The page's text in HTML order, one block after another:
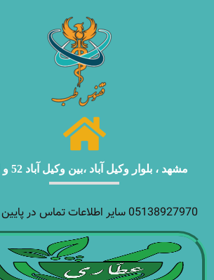
مشهد ، بلوار وکیل آباد ،بین وکیل آباد 52 و لادن
05138927970 سایر اطلاعات تماس در پایین صفحه